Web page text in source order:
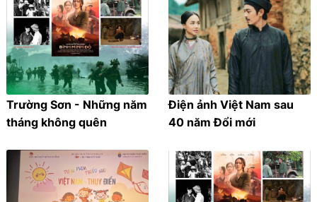
Trường Sơn - Những năm
tháng không quên
Điện ảnh Việt Nam sau
40 năm Đổi mới